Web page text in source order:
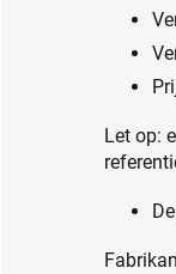
Let op: